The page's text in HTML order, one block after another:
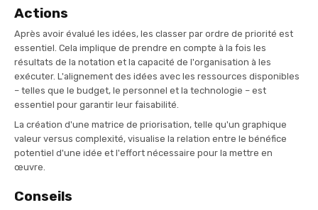
Actions
Après avoir évalué les idées, les classer par ordre de priorité est
essentiel. Cela implique de prendre en compte à la fois les
résultats de la notation et la capacité de l'organisation à les
exécuter. L'alignement des idées avec les ressources disponibles
– telles que le budget, le personnel et la technologie – est
essentiel pour garantir leur faisabilité.
La création d'une matrice de priorisation, telle qu'un graphique
valeur versus complexité, visualise la relation entre le bénéfice
potentiel d'une idée et l'effort nécessaire pour la mettre en
œuvre.
Conseils